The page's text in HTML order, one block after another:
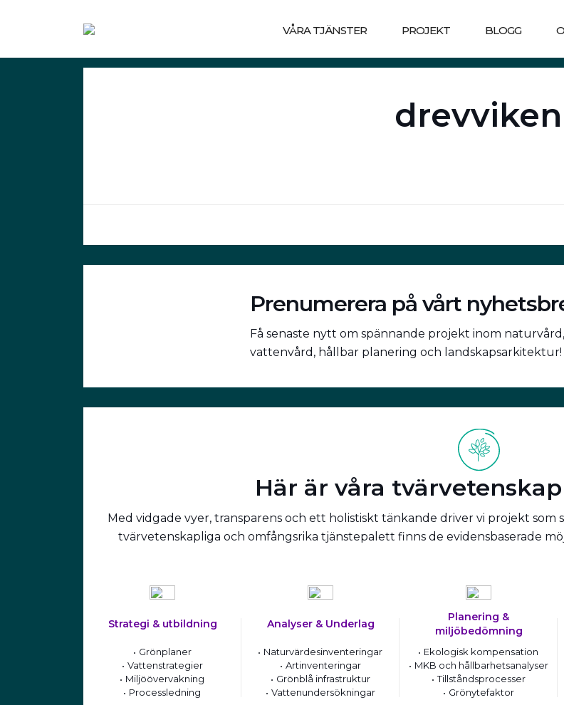
VÅRA TJÄNSTER PROJEKT BLOGG
drevviken
Prenumerera på vårt
Få senaste nytt om spännande projekt inom naturvård,
vattenvård, hållbar planering och landskapsarkitektur!
Här är våra
Med vidgade vyer, transparens och ett holistiskt tänkande driver vi projekt
tvärvetenskapliga och omfångsrika tjänstepalett finns de evidensbaserade
Strategi & utbildning
Grönplaner
Vattenstrategier
Miljöövervakning
Processledning
Analyser & Underlag
Naturvärdesinventeringar
Artinventeringar
Grönblå infrastruktur
Vattenundersökningar
Planering &
miljöbedömning
Ekologisk kompensation
MKB och hållbarhetsanalyser
Tillståndsprocesser
Grönytefaktor